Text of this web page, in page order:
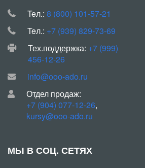
Teл.: 8 (800) 101-57-21
Teл.: +7 (939) 829-73-69
Тех.поддержка: +7 (999)
456-12-26
info@ooo-ado.ru
Отдел продаж:
+7 (904) 077-12-26,
kursy@ooo-ado.ru
МЫ В СОЦ. СЕТЯХ